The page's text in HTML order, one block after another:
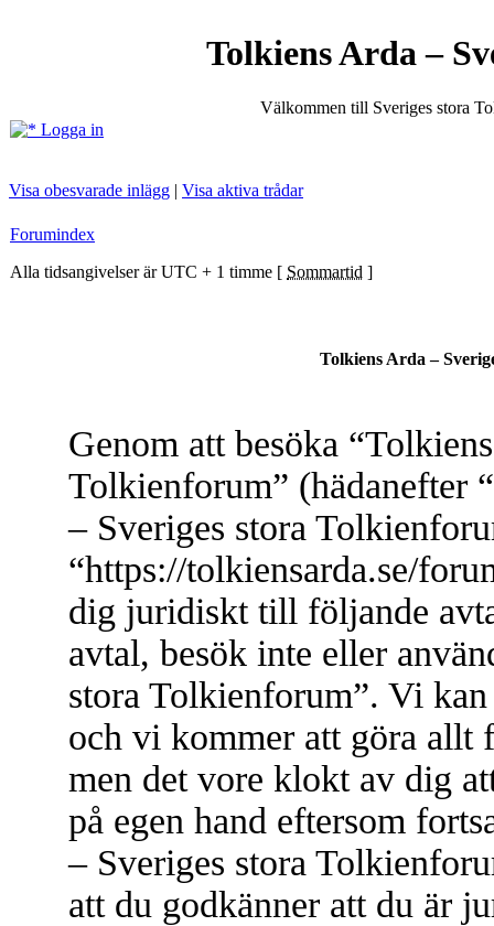
Tolkiens Arda –
Välkommen till Sveriges stora
Logga in
Visa obesvarade inlägg | Visa aktiva trådar
Forumindex
Alla tidsangivelser är UTC + 1 timme [ Sommartid ]
Tolkiens Arda –
Genom att besöka
Tolkienforum” (hädanefter
– Sveriges stora
“https://tolkiensarda.se/
dig juridiskt till följande
avtal, besök inte eller
stora Tolkienforum”. Vi
och vi kommer att göra allt
men det vore klokt av dig
på egen hand eftersom
– Sveriges stora
att du godkänner att du är